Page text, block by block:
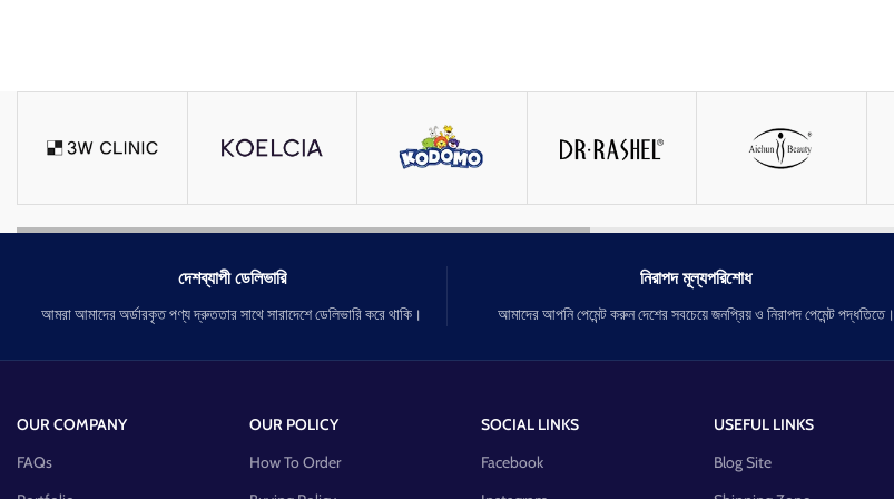
দেশব্যাপী ডেলিভারি
আমরা আমাদের অর্ডারকৃত পণ্য দ্রুততার সাথে সারাদেশে ডেলিভারি করে থাকি।
নিরাপদ মূল্যপরিশোধ
আমাদের আপনি পেমেন্ট করুন দেশের সবচেয়ে জনপ্রিয় ও নিরাপদ পেমেন্ট পদ্ধতিতে।
OUR COMPANY
FAQs
OUR POLICY
How To Order
SOCIAL LINKS
Facebook
USEFUL LINKS
Blog Site